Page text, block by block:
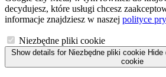
decydujesz, które usługi chcesz
informacje znajdziesz w naszej polityce
Niezbędne pliki cookie
Show details for Niezbędne pliki cookie Hide
cookie